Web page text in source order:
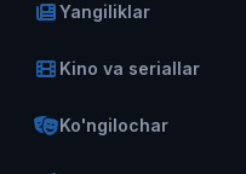
Yangiliklar
Kino va seriallar
Ko'ngilochar